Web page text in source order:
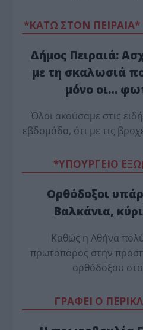
*ΚΑΤΩ ΣΤΟΝ
Δήμος Πειραιά:
με τη σκαλωσιά
μόνο οι…
Όλοι ακούσαμε στις
εβδομάδα, ότι με τις
*ΥΠΟΥΡΓΕΙΟ
Ορθόδοξοι
Βαλκάνια,
Καθώς η Αθήνα
πρωτοπόρος στην
ορθόδοξου
ΓΡΑΦΕΙ Ο